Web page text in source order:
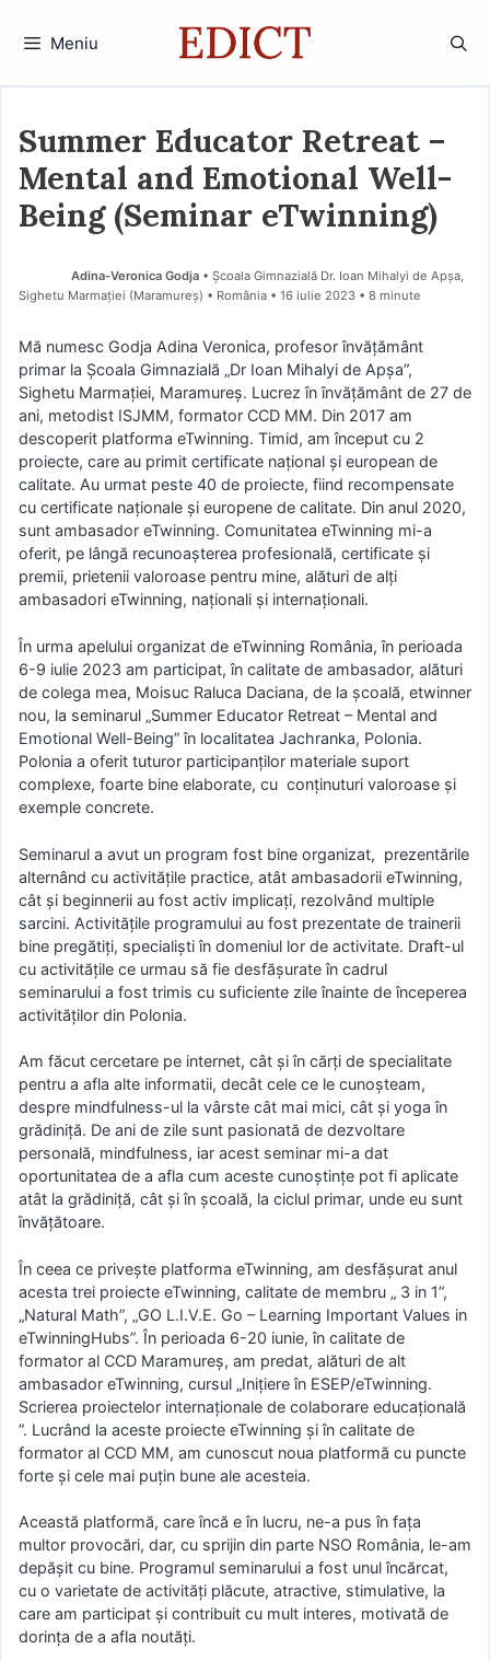
Meniu
Summer Educator Retreat –
Mental and Emotional Well-
Being (Seminar eTwinning)
Adina-Veronica Godja • Școala Gimnazială Dr. Ioan Mihalyi de Apșa,
Sighetu Marmației (Maramureş) • România
16 iulie 2023 • 8 minute
Mă numesc Godja Adina Veronica, profesor învățământ
primar la Școala Gimnazială „Dr Ioan Mihalyi de Apșa”,
Sighetu Marmației, Maramureș. Lucrez în învățământ de 27 de
ani, metodist ISJMM, formator CCD MM. Din 2017 am
descoperit platforma eTwinning. Timid, am început cu 2
proiecte, care au primit certificate național și european de
calitate. Au urmat peste 40 de proiecte, fiind recompensate
cu certificate naționale și europene de calitate. Din anul 2020,
sunt ambasador eTwinning. Comunitatea eTwinning mi-a
oferit, pe lângă recunoașterea profesională, certificate și
premii, prietenii valoroase pentru mine, alături de alți
ambasadori eTwinning, naționali și internaționali.
În urma apelului organizat de eTwinning România, în perioada
6-9 iulie 2023 am participat, în calitate de ambasador, alături
de colega mea, Moisuc Raluca Daciana, de la școală, etwinner
nou, la seminarul „Summer Educator Retreat – Mental and
Emotional Well-Being” în localitatea Jachranka, Polonia.
Polonia a oferit tuturor participanților materiale suport
complexe, foarte bine elaborate, cu conținuturi valoroase și
exemple concrete.
Seminarul a avut un program fost bine organizat, prezentările
alternând cu activitățile practice, atât ambasadorii eTwinning,
cât și beginnerii au fost activ implicați, rezolvând multiple
sarcini. Activitățile programului au fost prezentate de trainerii
bine pregătiți, specialiști în domeniul lor de activitate. Draft-ul
cu activitățile ce urmau să fie desfășurate în cadrul
seminarului a fost trimis cu suficiente zile înainte de începerea
activităților din Polonia.
Am făcut cercetare pe internet, cât și în cărți de specialitate
pentru a afla alte informatii, decât cele ce le cunoșteam,
despre mindfulness-ul la vârste cât mai mici, cât și yoga în
grădiniță. De ani de zile sunt pasionată de dezvoltare
personală, mindfulness, iar acest seminar mi-a dat
oportunitatea de a afla cum aceste cunoștințe pot fi aplicate
atât la grădiniță, cât și în școală, la ciclul primar, unde eu sunt
învățătoare.
În ceea ce privește platforma eTwinning, am desfășurat anul
acesta trei proiecte eTwinning, calitate de membru „ 3 in 1”,
„Natural Math”, „GO L.I.V.E. Go – Learning Important Values in
eTwinningHubs”. În perioada 6-20 iunie, în calitate de
formator al CCD Maramureș, am predat, alături de alt
ambasador eTwinning, cursul „Inițiere în ESEP/eTwinning.
Scrierea proiectelor internaționale de colaborare educațională
”. Lucrând la aceste proiecte eTwinning și în calitate de
formator al CCD MM, am cunoscut noua platformă cu puncte
forte și cele mai puțin bune ale acesteia.
Această platformă, care încă e în lucru, ne-a pus în fața
multor provocări, dar, cu sprijin din parte NSO România, le-am
depășit cu bine. Programul seminarului a fost unul încărcat,
cu o varietate de activități plăcute, atractive, stimulative, la
care am participat și contribuit cu mult interes, motivată de
dorința de a afla noutăți.